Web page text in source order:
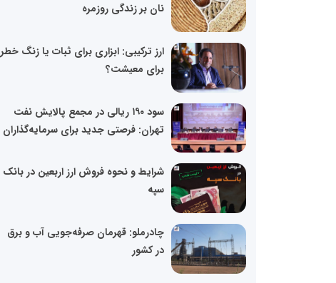
نان بر زندگی روزمره
ارز ترکیبی: ابزاری برای ثبات یا زنگ خطر
برای معیشت؟
سود ۱۹۰ ریالی در مجمع پالایش نفت
تهران: فرصتی جدید برای سرمایه‌گذاران
شرایط و نحوه فروش ارز اربعین در بانک
سپه
چادرملو: قهرمان صرفه‌جویی آب و برق
در کشور